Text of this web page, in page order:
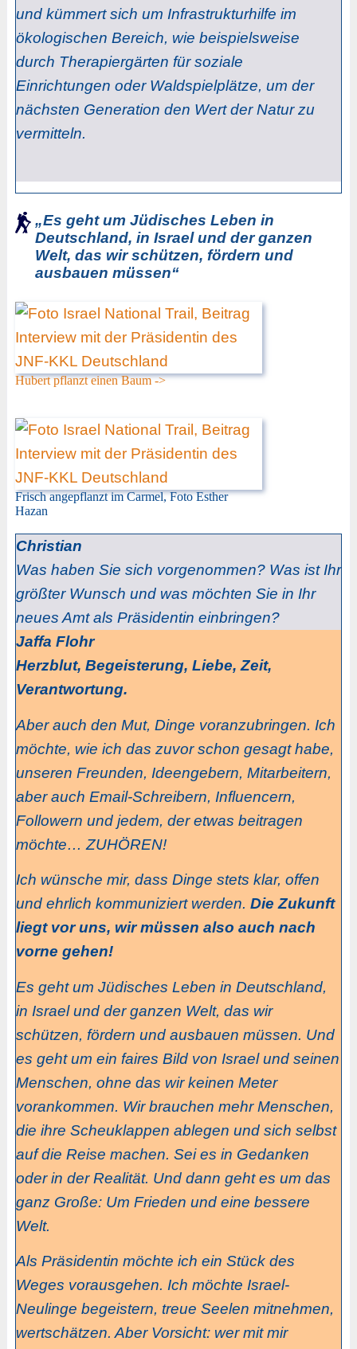
und kümmert sich um Infrastrukturhilfe im
ökologischen Bereich, wie beispielsweise
durch Therapiergärten für soziale
Einrichtungen oder Waldspielplätze, um der
nächsten Generation den Wert der Natur zu
vermitteln.
„Es geht um Jüdisches Leben in
Deutschland, in Israel und der ganzen
Welt, das wir schützen, fördern und
ausbauen müssen“
Hubert pflanzt einen Baum ->
Frisch angepflanzt im Carmel, Foto Esther
Hazan
Christian
Was haben Sie sich vorgenommen? Was ist Ihr
größter Wunsch und was möchten Sie in Ihr
neues Amt als Präsidentin einbringen?
Jaffa Flohr
Herzblut, Begeisterung, Liebe, Zeit,
Verantwortung.
Aber auch den Mut, Dinge voranzubringen. Ich
möchte, wie ich das zuvor schon gesagt habe,
unseren Freunden, Ideengebern, Mitarbeitern,
aber auch Email-Schreibern, Influencern,
Followern und jedem, der etwas beitragen
möchte… ZUHÖREN!
Ich wünsche mir, dass Dinge stets klar, offen
und ehrlich kommuniziert werden. Die Zukunft
liegt vor uns, wir müssen also auch nach
vorne gehen!
Es geht um Jüdisches Leben in Deutschland,
in Israel und der ganzen Welt, das wir
schützen, fördern und ausbauen müssen. Und
es geht um ein faires Bild von Israel und seinen
Menschen, ohne das wir keinen Meter
vorankommen. Wir brauchen mehr Menschen,
die ihre Scheuklappen ablegen und sich selbst
auf die Reise machen. Sei es in Gedanken
oder in der Realität. Und dann geht es um das
ganz Große: Um Frieden und eine bessere
Welt.
Als Präsidentin möchte ich ein Stück des
Weges vorausgehen. Ich möchte Israel-
Neulinge begeistern, treue Seelen mitnehmen,
wertschätzen. Aber Vorsicht: wer mit mir